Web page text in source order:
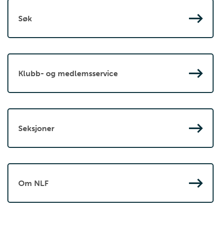
Søk
Klubb- og medlemsservice
Seksjoner
Om NLF